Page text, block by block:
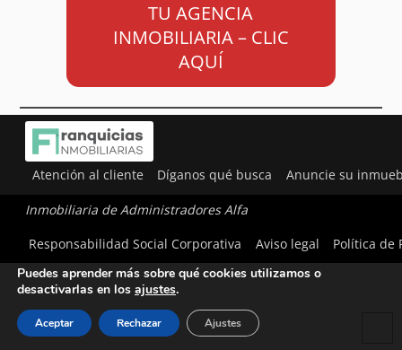
TU AGENCIA
INMOBILIARIA – CLIC
AQUÍ
Atención al cliente Díganos qué busca Anuncie su
Inmobiliaria de Administradores Alfa
Responsabilidad Social Corporativa
Aviso legal Política de
Utilizamos cookies para ofrecerte la mejor experiencia en
nuestra web.
Puedes aprender más sobre qué cookies utilizamos o
desactivarlas en los ajustes.
Aceptar Rechazar Ajustes